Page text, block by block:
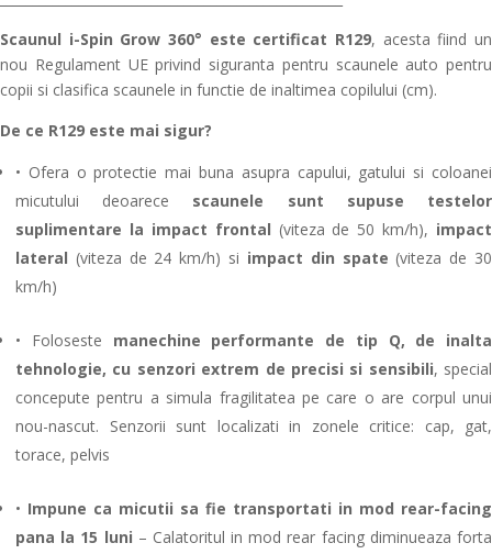
Scaunul i-Spin Grow 360° este certificat R129, acesta fiind un
nou Regulament UE privind siguranta pentru scaunele auto pentru
copii si clasifica scaunele in functie de inaltimea copilului (cm).
De ce R129 este mai sigur?
• Ofera o protectie mai buna asupra capului, gatului si coloanei
micutului deoarece scaunele sunt supuse testelor
suplimentare la impact frontal (viteza de 50 km/h), impact
lateral (viteza de 24 km/h) si impact din spate (viteza de 30
km/h)
• Foloseste manechine performante de tip Q, de inalta
tehnologie, cu senzori extrem de precisi si sensibili, special
concepute pentru a simula fragilitatea pe care o are corpul unui
nou-nascut. Senzorii sunt localizati in zonele critice: cap, gat,
torace, pelvis
• Impune ca micutii sa fie transportati in mod rear-facing
pana la 15 luni – Calatoritul in mod rear facing diminueaza forta